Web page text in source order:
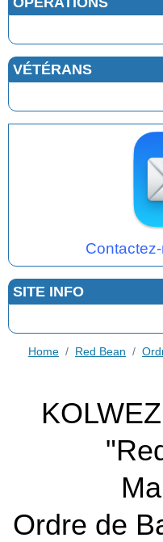
VÉTÉRANS
SITE INFO
Home Red Bean
Ordre de